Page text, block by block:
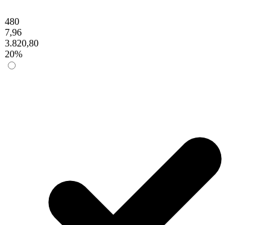
480
7,96
3.820,80
20%